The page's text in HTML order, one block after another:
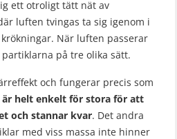
ett otroligt tätt nät av
luften tvingas ta sig igenom i
När luften passerar
på tre olika sätt.
och fungerar precis som
helt enkelt för stora för att
och stannar kvar. Det andra
med viss massa inte hinner